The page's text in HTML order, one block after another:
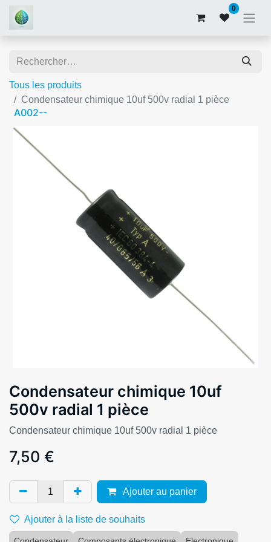
0
Tous les produits
Condensateur chimique 10uf 500v radial 1 pièce
A002--
Condensateur chimique 10uf
500v radial 1 pièce
Condensateur chimique 10uf 500v radial 1 pièce
7,50 €
Ajouter au panier
Ajouter à la liste de souhaits